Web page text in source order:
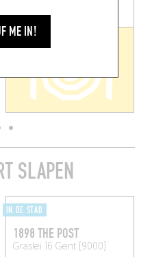
ME IN!
SLAPEN
IN DE STAD
1898 THE POST
Graslei 16 Gent (9000)